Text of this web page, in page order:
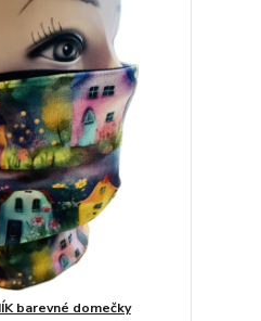
barevné domečky